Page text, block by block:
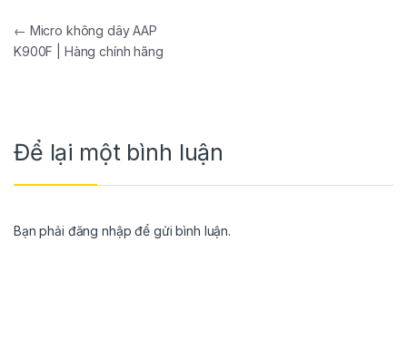
← Micro không dây AAP
K900F | Hàng chính hãng
Để lại một bình luận
Bạn phải đăng nhập để gửi bình luận.